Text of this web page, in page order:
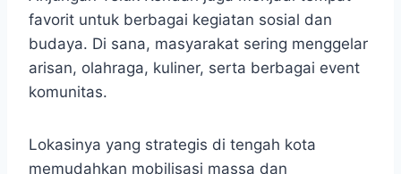
favorit untuk berbagai kegiatan sosial dan
budaya. Di sana, masyarakat sering menggelar
arisan, olahraga, kuliner, serta berbagai event
komunitas.
Lokasinya yang strategis di tengah kota
memudahkan mobilisasi massa dan